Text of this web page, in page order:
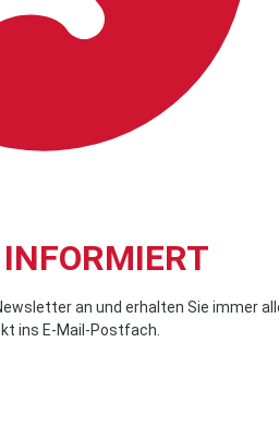
an und erhalten Sie immer
ins E-Mail-Postfach.